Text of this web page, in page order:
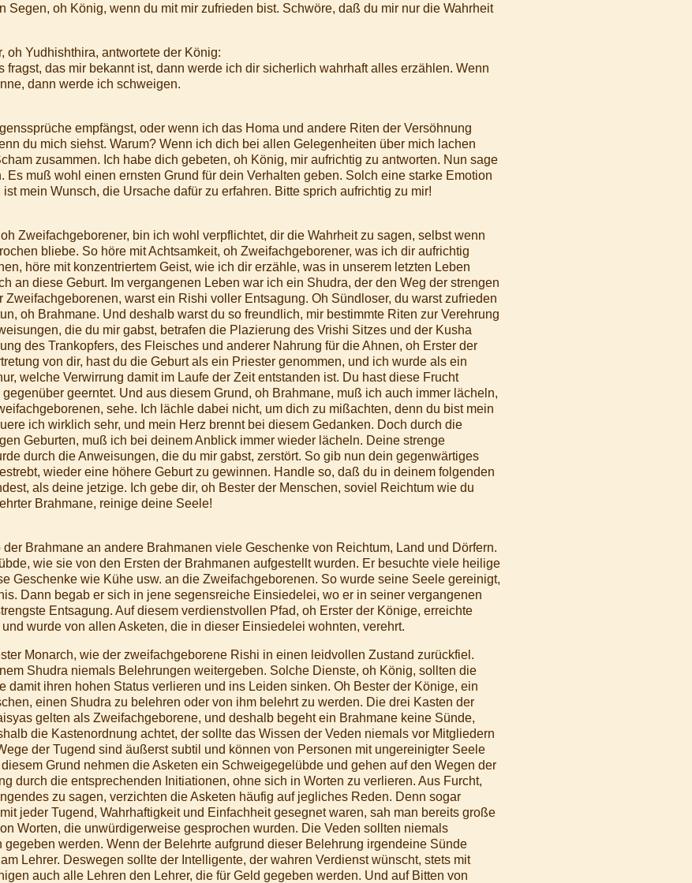
Segen, oh König, wenn du mit mir zufrieden bist. Schwöre, daß du mir nur die Wahrheit
oh Yudhishthira, antwortete der König:
fragst, das mir bekannt ist, dann werde ich dir sicherlich wahrhaft alles erzählen. Wenn
dann werde ich schweigen.
empfängst, oder wenn ich das Homa und andere Riten der Versöhnung
du mich siehst. Warum? Wenn ich dich bei allen Gelegenheiten über mich lachen
zusammen. Ich habe dich gebeten, oh König, mir aufrichtig zu antworten. Nun sage
Es muß wohl einen ernsten Grund für dein Verhalten geben. Solch eine starke Emotion
mein Wunsch, die Ursache dafür zu erfahren. Bitte sprich aufrichtig zu mir!
Zweifachgeborener, bin ich wohl verpflichtet, dir die Wahrheit zu sagen, selbst wenn
bliebe. So höre mit Achtsamkeit, oh Zweifachgeborener, was ich dir aufrichtig
höre mit konzentriertem Geist, wie ich dir erzähle, was in unserem letzten Leben
an diese Geburt. Im vergangenen Leben war ich ein Shudra, der den Weg der strengen
Zweifachgeborenen, warst ein Rishi voller Entsagung. Oh Sündloser, du warst zufrieden
oh Brahmane. Und deshalb warst du so freundlich, mir bestimmte Riten zur Verehrung
die du mir gabst, betrafen die Plazierung des Vrishi Sitzes und der Kusha
des Trankopfers, des Fleisches und anderer Nahrung für die Ahnen, oh Erster der
von dir, hast du die Geburt als ein Priester genommen, und ich wurde als ein
welche Verwirrung damit im Laufe der Zeit entstanden ist. Du hast diese Frucht
geerntet. Und aus diesem Grund, oh Brahmane, muß ich auch immer lächeln,
sehe. Ich lächle dabei nicht, um dich zu mißachten, denn du bist mein
ich wirklich sehr, und mein Herz brennt bei diesem Gedanken. Doch durch die
Geburten, muß ich bei deinem Anblick immer wieder lächeln. Deine strenge
durch die Anweisungen, die du mir gabst, zerstört. So gib nun dein gegenwärtiges
wieder eine höhere Geburt zu gewinnen. Handle so, daß du in deinem folgenden
als deine jetzige. Ich gebe dir, oh Bester der Menschen, soviel Reichtum wie du
Brahmane, reinige deine Seele!
Brahmane an andere Brahmanen viele Geschenke von Reichtum, Land und Dörfern.
wie sie von den Ersten der Brahmanen aufgestellt wurden. Er besuchte viele heilige
Geschenke wie Kühe usw. an die Zweifachgeborenen. So wurde seine Seele gereinigt,
Dann begab er sich in jene segensreiche Einsiedelei, wo er in seiner vergangenen
Entsagung. Auf diesem verdienstvollen Pfad, oh Erster der Könige, erreichte
wurde von allen Asketen, die in dieser Einsiedelei wohnten, verehrt.
Monarch, wie der zweifachgeborene Rishi in einen leidvollen Zustand zurückfiel.
Shudra niemals Belehrungen weitergeben. Solche Dienste, oh König, sollten die
damit ihren hohen Status verlieren und ins Leiden sinken. Oh Bester der Könige, ein
einen Shudra zu belehren oder von ihm belehrt zu werden. Die drei Kasten der
gelten als Zweifachgeborene, und deshalb begeht ein Brahmane keine Sünde,
die Kastenordnung achtet, der sollte das Wissen der Veden niemals vor Mitgliedern
der Tugend sind äußerst subtil und können von Personen mit ungereinigter Seele
Grund nehmen die Asketen ein Schweigegelübde und gehen auf den Wegen der
durch die entsprechenden Initiationen, ohne sich in Worten zu verlieren. Aus Furcht,
zu sagen, verzichten die Asketen häufig auf jegliches Reden. Denn sogar
jeder Tugend, Wahrhaftigkeit und Einfachheit gesegnet waren, sah man bereits große
Worten, die unwürdigerweise gesprochen wurden. Die Veden sollten niemals
gegeben werden. Wenn der Belehrte aufgrund dieser Belehrung irgendeine Sünde
Lehrer. Deswegen sollte der Intelligente, der wahren Verdienst wünscht, stets mit
auch alle Lehren den Lehrer, die für Geld gegeben werden. Und auf Bitten von